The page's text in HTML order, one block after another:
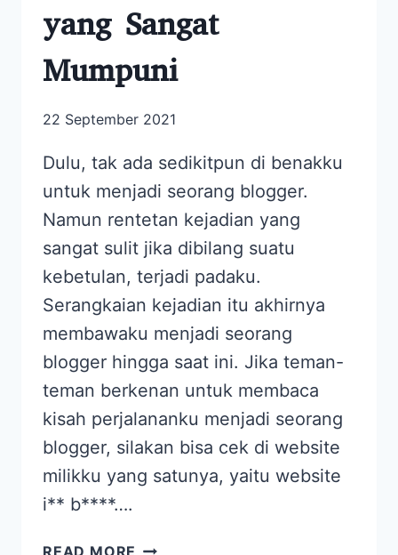
yang Sangat
Mumpuni
22 September 2021
Dulu, tak ada sedikitpun di benakku
untuk menjadi seorang blogger.
Namun rentetan kejadian yang
sangat sulit jika dibilang suatu
kebetulan, terjadi padaku.
Serangkaian kejadian itu akhirnya
membawaku menjadi seorang
blogger hingga saat ini. Jika teman-
teman berkenan untuk membaca
kisah perjalananku menjadi seorang
blogger, silakan bisa cek di website
milikku yang satunya, yaitu website
i** b****….
READ MORE MENINGKATKAN